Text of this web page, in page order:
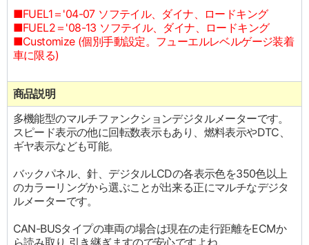
■FUEL1＝'04-07 ソフテイル、ダイナ、ロードキング
■FUEL2＝'08-13 ソフテイル、ダイナ、ロードキング
■Customize (個別手動設定。フューエルレベルゲージ装着
車に限る)
商品説明
多機能型のマルチファンクションデジタルメーターです。
スピード表示の他に回転数表示もあり、燃料表示やDTC、
ギヤ表示なども可能。
バックパネル、針、デジタルLCDの各表示色を350色以上
のカラーリングから選ぶことが出来る正にマルチなデジタ
ルメーターです。
CAN-BUSタイプの車両の場合は現在の走行距離をECMか